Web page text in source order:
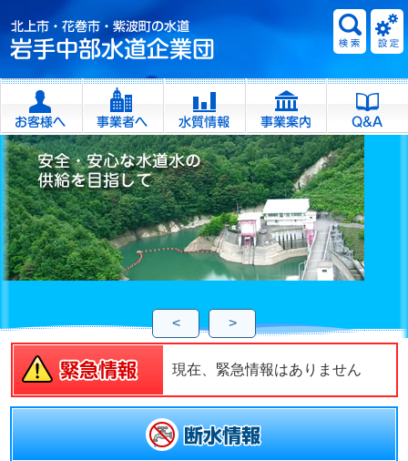
< >
現在、緊急情報はありません